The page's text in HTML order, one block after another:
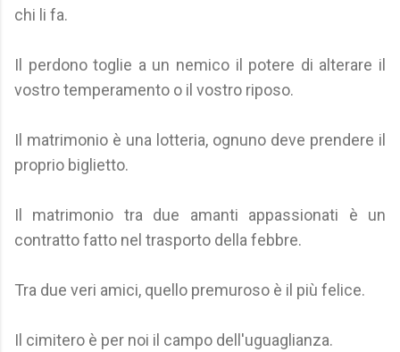
chi li fa.
Il perdono toglie a un nemico il potere di alterare il
vostro temperamento o il vostro riposo.
Il matrimonio è una lotteria, ognuno deve prendere il
proprio biglietto.
Il matrimonio tra due amanti appassionati è un
contratto fatto nel trasporto della febbre.
Tra due veri amici, quello premuroso è il più felice.
Il cimitero è per noi il campo dell'uguaglianza.